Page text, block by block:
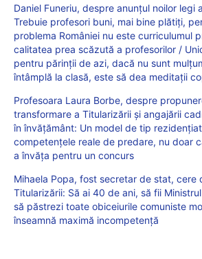
Daniel Funeriu, despre anunțul noilor legi
Trebuie profesori buni, mai bine plătiți,
problema României nu este curriculumul
calitatea prea scăzută a profesorilor /
pentru părinții de azi, dacă nu sunt
întâmplă la clasă, este să dea meditații
Profesoara Laura Borbe, despre
transformare a Titularizării și angajării
în învățământ: Un model de tip
competențele reale de predare, nu doar
a învăța pentru un concurs
Mihaela Popa, fost secretar de stat, cere
Titularizării: Să ai 40 de ani, să fii
să păstrezi toate obiceiurile comuniste
înseamnă maximă incompetență